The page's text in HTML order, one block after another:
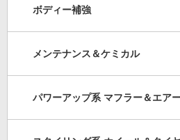
ボディー補強
メンテナンス＆ケミカル
パワーアップ系 マフラー＆エア